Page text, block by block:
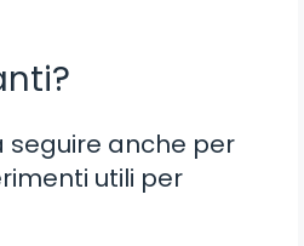
anche per
utili per